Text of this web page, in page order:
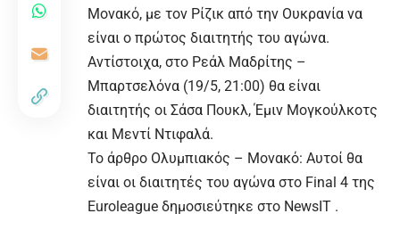
Μονακό, με τον Ρίζικ από την Ουκρανία να
είναι ο πρώτος διαιτητής του αγώνα.
Αντίστοιχα, στο Ρεάλ Μαδρίτης –
Μπαρτσελόνα (19/5, 21:00) θα είναι
διαιτητής οι Σάσα Πουκλ, Έμιν Μογκούλκοτς
και Μεντί Ντιφαλά.
To άρθρο Ολυμπιακός – Μονακό: Αυτοί θα
είναι οι διαιτητές του αγώνα στο Final 4 της
Euroleague δημοσιεύτηκε στο NewsIT .